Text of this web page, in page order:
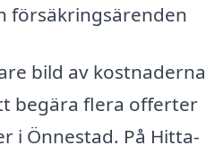
försäkringsärenden
bild av kostnaderna
begära flera offerter
i Önnestad. På Hitta-